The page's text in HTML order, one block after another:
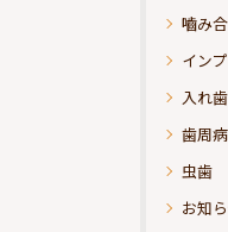
嚙み
イン
入れ歯
歯周病
虫歯
お知